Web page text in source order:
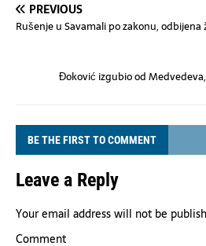
PREVIOUS
Rušenje u Savamali po zakonu,
Đoković izgubio od
BE THE FIRST TO COMMENT
Leave a Reply
Your email address will not be
Comment